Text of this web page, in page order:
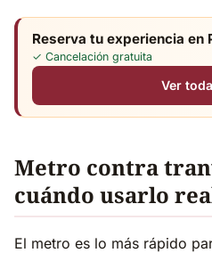
Reserva tu experiencia en
✓ Cancelación gratuita
Ver
Metro contra
cuándo usarlo
El metro es lo más rápido